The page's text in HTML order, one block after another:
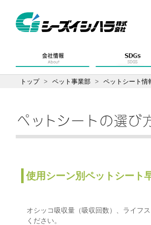
トップ > ペット事業部 > ペットシート情
使用シーン別ペットシート
オシッコ吸収量（吸収回数）、ライフ
ください。